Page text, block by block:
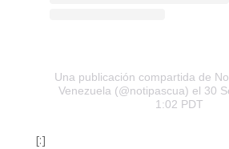
Una publicación compartida de
Venezuela (@notipascua) el 30
1:02 PDT
[:]